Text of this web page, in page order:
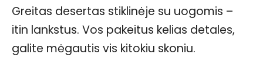
Greitas desertas stiklinėje su uogomis –
itin lankstus. Vos pakeitus kelias detales,
galite mėgautis vis kitokiu skoniu.